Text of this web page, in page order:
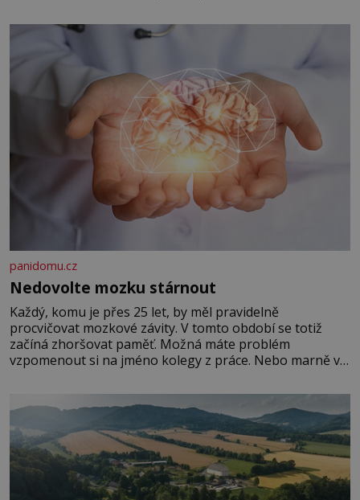
panidomu.cz
Nedovolte mozku stárnout
Každý, komu je přes 25 let, by měl pravidelně
procvičovat mozkové závity. V tomto období se totiž
začíná zhoršovat paměť. Možná máte problém
vzpomenout si na jméno kolegy z práce. Nebo marně v
Je to opravdu tak, s věkem jako kdyby se paměť
rozhodla stávkovat. Cvičte